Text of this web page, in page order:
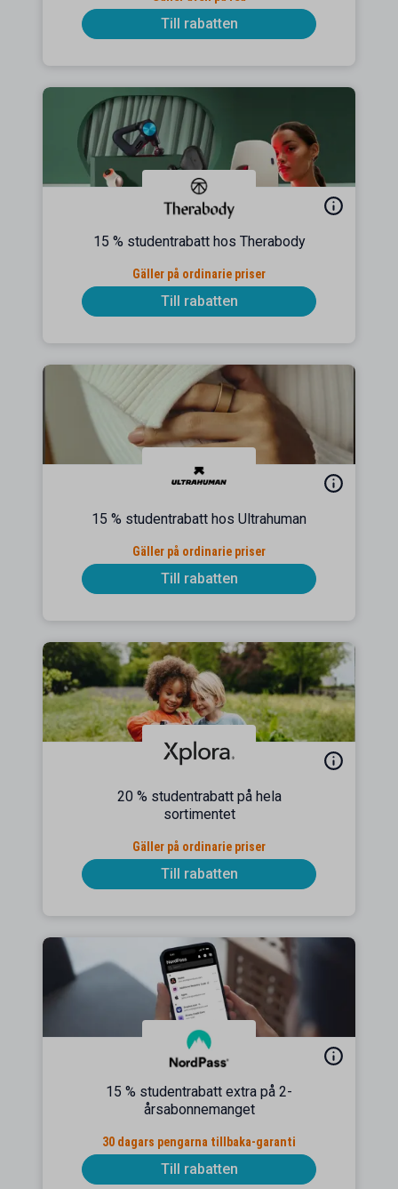
Till rabatten
15 % studentrabatt hos Therabody
Gäller på ordinarie priser
Till rabatten
15 % studentrabatt hos Ultrahuman
Gäller på ordinarie priser
Till rabatten
20 % studentrabatt på hela
sortimentet
Gäller på ordinarie priser
Till rabatten
15 % studentrabatt extra på 2-
årsabonnemanget
30 dagars pengarna tillbaka-garanti
Till rabatten